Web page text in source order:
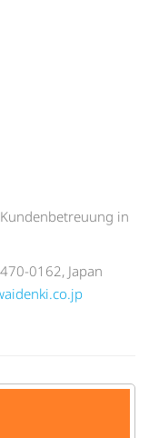
in
0162, Japan